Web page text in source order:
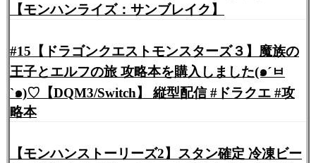
【モンハンライズ：サンブレイク】
#15【ドラゴンクエストモンスターズ３】魔族の
王子とエルフの旅 攻略本を購入しました(๑´ㅂ
`๑)♡【DQM3/Switch】 縦型配信 #ドラクエ #攻
略本
【モンハンストーリーズ2】スタン確定 冷凍ビー